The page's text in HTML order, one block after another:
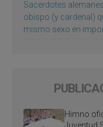
Sacerdotes
obispo (y cardenal)
mismo sexo en
Himno
Juventud